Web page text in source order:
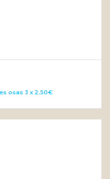
osas 3 x 2.50€